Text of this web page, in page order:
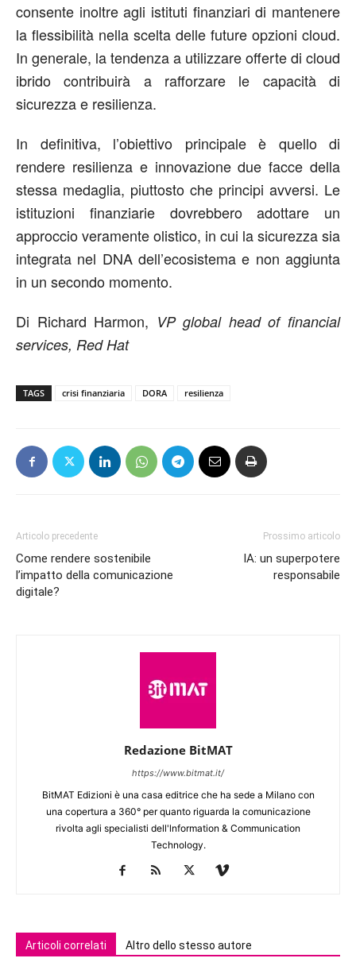
consente inoltre agli istituti finanziari di mantenere
la flessibilità nella scelta delle future opzioni cloud.
In generale, la tendenza a utilizzare offerte di cloud
ibrido contribuirà a rafforzare le capacità di
sicurezza e resilienza.
In definitiva, l’obiettivo principale è quello di
rendere resilienza e innovazione due facce della
stessa medaglia, piuttosto che principi avversi. Le
istituzioni finanziarie dovrebbero adottare un
approccio veramente olistico, in cui la sicurezza sia
integrata nel DNA dell’ecosistema e non aggiunta
in un secondo momento.
Di Richard Harmon, VP global head of financial
services, Red Hat
TAGS crisi finanziaria DORA resilienza
Articolo precedente
Come rendere sostenibile
l’impatto della comunicazione
digitale?
Prossimo articolo
IA: un superpotere
responsabile
Redazione BitMAT
https://www.bitmat.it/
BitMAT Edizioni è una casa editrice che ha sede a Milano con
una copertura a 360° per quanto riguarda la comunicazione
rivolta agli specialisti dell'lnformation & Communication
Technology.
Articoli correlati Altro dello stesso autore